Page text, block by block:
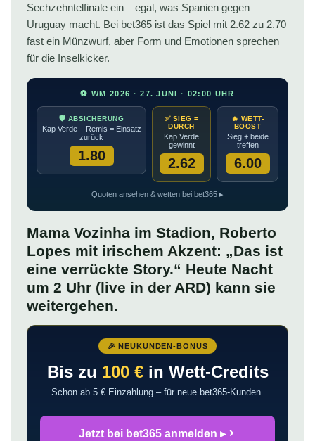
Sechzehntelfinale ein – egal, was Spanien gegen
Uruguay macht. Bei bet365 ist das Spiel mit 2.62 zu 2.70
fast ein Münzwurf, aber Form und Emotionen sprechen
für die Inselkicker.
⚽ WM 2026 · 27. JUNI · 02:00 UHR
🛡️ ABSICHERUNG
Kap Verde – Remis = Einsatz
zurück
1.80
✅ SIEG =
DURCH
Kap Verde
gewinnt
2.62
🔥 WETT-
BOOST
Sieg + beide
treffen
6.00
Quoten ansehen & wetten bei bet365 ▸
Mama Vozinha im Stadion, Roberto
Lopes mit irischem Akzent: „Das ist
eine verrückte Story.“ Heute Nacht
um 2 Uhr (live in der ARD) kann sie
weitergehen.
🎉 NEUKUNDEN-BONUS
Bis zu 100 €in Wett-Credits
Schon ab 5 € Einzahlung – für neue bet365-Kunden.
Jetzt bei bet365 anmelden ▸